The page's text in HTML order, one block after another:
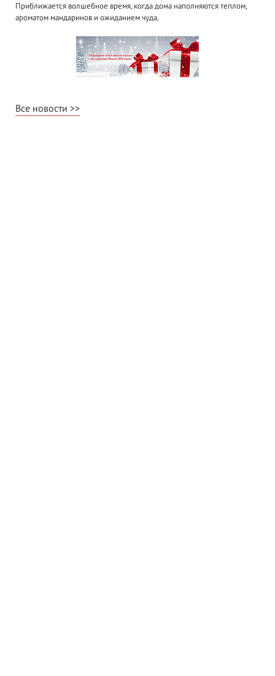
Приближается волшебное время, когда дома наполняются теплом,
ароматом мандаринов и ожиданием чуда.
Все новости